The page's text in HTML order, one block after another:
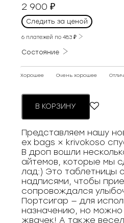
2 900₽
Следить за ценой
6 платежей по483₽
Состояние
Хорошее Очень хорошее
В КОРЗИНУ
Представляем нашу
ex bags × krivokoso
В дроп вошли
айтемов, которые мы
лад:) Это таблетницы
надписями, чтобы
сопровождался
Портсигар — для
назначению, но можно
жвачек! А также